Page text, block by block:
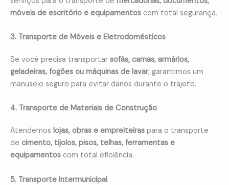
móveis de escritório e equipamentos com total segurança.
3. Transporte de Móveis e Eletrodomésticos
Se você precisa transportar sofás, camas, armários,
geladeiras, fogões ou máquinas de lavar, garantimos um
manuseio seguro para evitar danos durante o trajeto.
4. Transporte de Materiais de Construção
Atendemos lojas, obras e empreiteiras para o transporte
de cimento, tijolos, pisos, telhas, ferramentas e
equipamentos com total eficiência.
5. Transporte Intermunicipal